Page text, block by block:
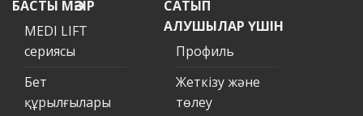
БАСТЫ МӘЗІР
MEDI LIFT
сериясы
Бет
құрылғылары
САТЫП
АЛУШЫЛАР ҮШІН
Профиль
Жеткізу және
төлеу